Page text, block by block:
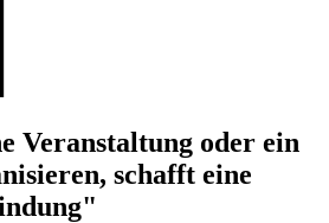
Veranstaltung oder ein
schafft eine